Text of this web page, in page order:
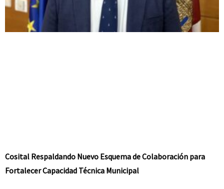
Cosital Respaldando Nuevo Esquema de Colaboración para
Fortalecer Capacidad Técnica Municipal